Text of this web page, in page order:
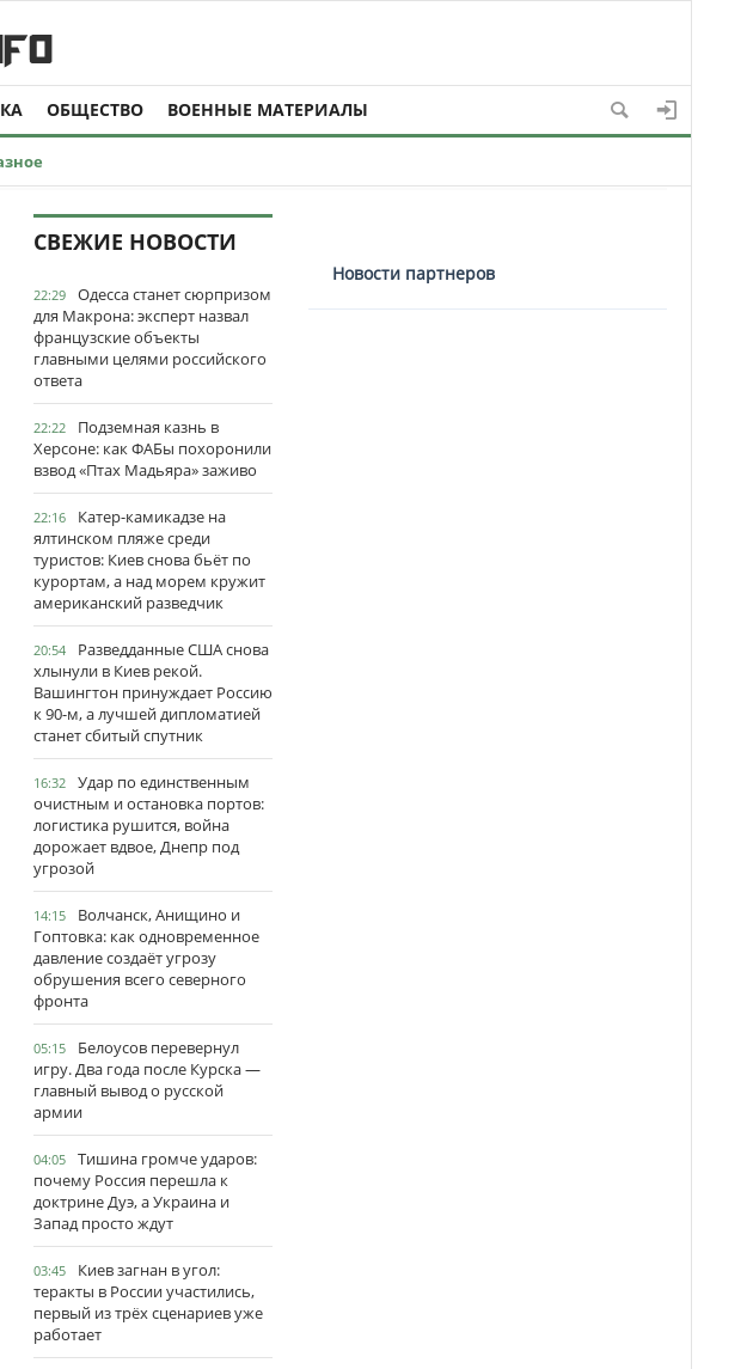
ОБЩЕСТВО ВОЕННЫЕ МАТЕРИАЛЫ
СВЕЖИЕ НОВОСТИ
22:29
Одесса станет сюрпризом
для Макрона: эксперт назвал
французские объекты
главными целями российского
ответа
22:22
Подземная казнь в
Херсоне: как ФАБы похоронили
взвод «Птах Мадьяра» заживо
22:16
Катер-камикадзе на
ялтинском пляже среди
туристов: Киев снова бьёт по
курортам, а над морем кружит
американский разведчик
20:54
Разведданные США снова
хлынули в Киев рекой.
Вашингтон принуждает Россию
к 90-м, а лучшей дипломатией
станет сбитый спутник
16:32
Удар по единственным
очистным и остановка портов:
логистика рушится, война
дорожает вдвое, Днепр под
угрозой
14:15
Волчанск, Анищино и
Гоптовка: как одновременное
давление создаёт угрозу
обрушения всего северного
фронта
05:15
Белоусов перевернул
игру. Два года после Курска —
главный вывод о русской
армии
04:05
Тишина громче ударов:
почему Россия перешла к
доктрине Дуэ, а Украина и
Запад просто ждут
03:45
Киев загнан в угол:
теракты в России участились,
первый из трёх сценариев уже
работает
Новости партнеров